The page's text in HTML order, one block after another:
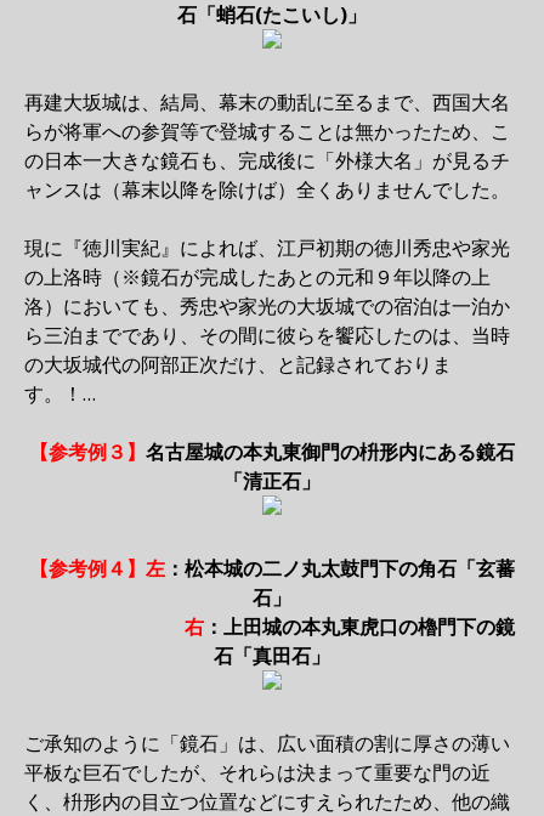
石「蛸石(たこいし)」
再建大坂城は、結局、幕末の動乱に至るまで、西国大名
らが将軍への参賀等で登城することは無かったため、こ
の日本一大きな鏡石も、完成後に「外様大名」が見るチ
ャンスは（幕末以降を除けば）全くありませんでした。
現に『徳川実紀』によれば、江戸初期の徳川秀忠や家光
の上洛時（※鏡石が完成したあとの元和９年以降の上
洛）においても、秀忠や家光の大坂城での宿泊は一泊か
ら三泊までであり、その間に彼らを饗応したのは、当時
の大坂城代の阿部正次だけ、と記録されておりま
す。！…
【参考例３】 名古屋城の本丸東御門の枡形内にある鏡石
「清正石」
【参考例４】左 ：松本城の二ノ丸太鼓門下の角石「玄蕃
石」
右 ：上田城の本丸東虎口の櫓門下の鏡
石「真田石」
ご承知のように「鏡石」は、広い面積の割に厚さの薄い
平板な巨石でしたが、それらは決まって重要な門の近
く、枡形内の目立つ位置などにすえられたため、他の織